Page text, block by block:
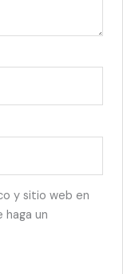
y sitio web en
haga un